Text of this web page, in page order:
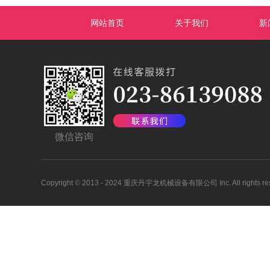
网站首页 关于我们 新
微信咨询
Copyright © 2013 - 2024 重庆丹宇龙机械设备有限公司 Inc. All rights